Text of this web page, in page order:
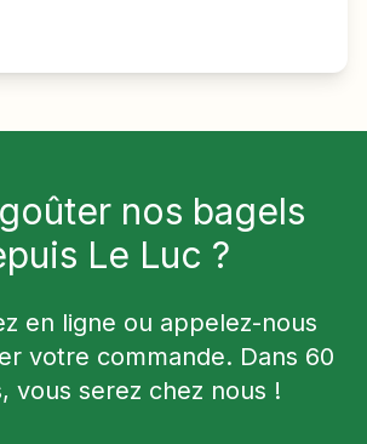
nos bagels
Le Luc ?
en ligne ou appelez-nous
votre commande. Dans 60
vous serez chez nous !